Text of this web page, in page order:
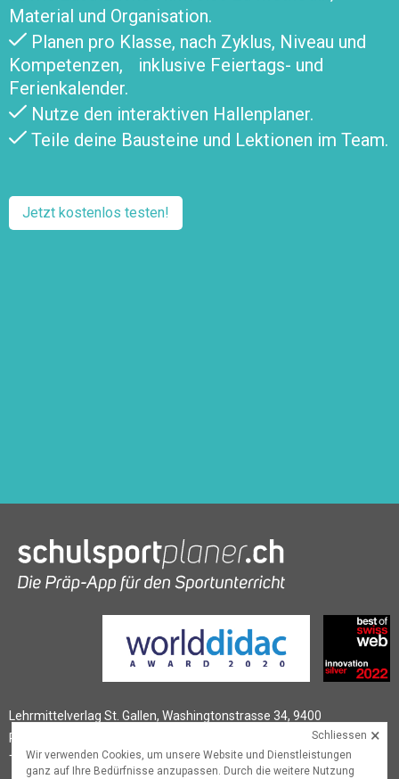
Material und Organisation.
Planen pro Klasse, nach Zyklus, Niveau und
Kompetenzen, inklusive Feiertags- und
Ferienkalender.
Nutze den interaktiven Hallenplaner.
Teile deine Bausteine und Lektionen im Team.
Jetzt kostenlos testen!
Lehrmittelverlag St. Gallen, Washingtonstrasse 34, 9400
Rorschach
T
+41 (0)58 228 76 90,schulsportplaner@lehrmittelverlag.ch
Schliessen ×
Wir verwenden Cookies, um unsere Website und Dienstleistungen
ganz auf Ihre Bedürfnisse anzupassen. Durch die weitere Nutzung